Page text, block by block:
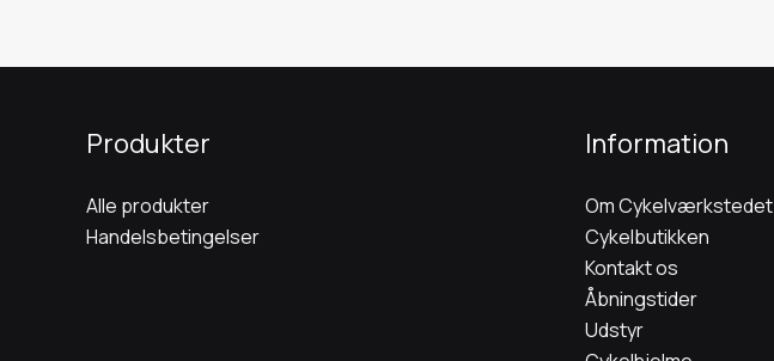
Produkter
Alle produkter
Handelsbetingelser
Information
Om Cykelværkstedet
Cykelbutikken
Kontakt os
Åbningstider
Udstyr